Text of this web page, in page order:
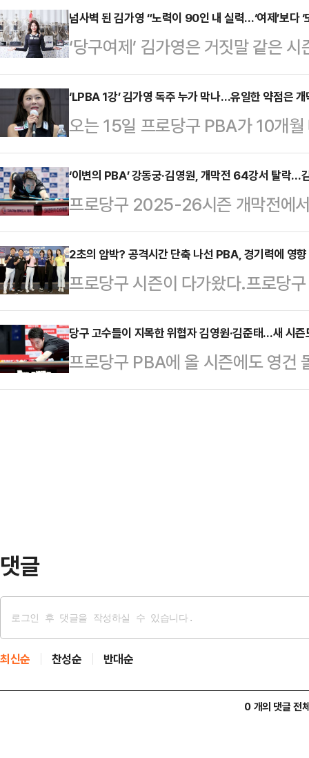
넘사벽 된 김가영 “노력이 90인 내 실력…‘여제’보다
‘당구여제’ 김가영은 거짓말 같은
소 부진했지만 지난해 8월 베트남
LPBA 하노이 오픈’ 대회부터 단
의 트로피를 들어올렸고, 왕중왕 격
우승이라는 금자탑을 쌓았다.월드
는 “벽이 느껴졌다”고 고백하기도
서 ‘데일리안’과 만난 김가영은 “
다.그는 “모든…
‘LPBA 1강’ 김가영 독주 누가 막나…유일한 약점은
오는 15일 프로당구 PBA가 10개
서는 지난 시즌 왕중왕 격인 월드챔
여제’ 김가영(하나카드)의 독주를
회(PBA·총재 김영수)는 11일 오
즌 PBA-LPBA투어 개막 미디어데
표선수들이 참석한 자리에서 관심
어 우승트로피를 거머쥘지에 쏠린
시즌 종합식품…
‘이변의 PBA’ 강동궁·김영원, 개막전 64강서 탈락…
프로당구 2025-26시즌 개막전에
양시 ‘고양 킨텍스 PBA 스타디움’
피언십 2025’ PBA 64강전이 종료
궁(SK렌터카)이 전인혁에 승부치
김현석에 세트스코어 0-3으로 덜
드), 김준태(하림), 하비에르 팔라
강전에서도 강자들이 탈락을 면치
2초의 압박? 공격시간 단축 나선 PBA, 경기력에 영
프로당구 시즌이 다가왔다.프로당
26시즌 개막전 ‘우리금융캐피탈
월 예정된 월드챔피언십까지 10개
새 시즌 PBA의 변화 가운데 가장
이나 중요 경기는 밤 늦게 열려 자
당구 고수들이 지목한 위협자 김영원·김준태…새 시
프로당구 PBA에 올 시즌에도 영건
는 지난 시즌 개막 투어에서 불과
댓글
최신순 찬성순 반대순
0 개의 댓글 전